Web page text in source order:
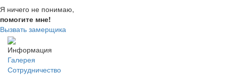
Я ничего не понимаю,
помогите мне!
Вызвать замерщика
Информация
Галерея
Сотрудничество